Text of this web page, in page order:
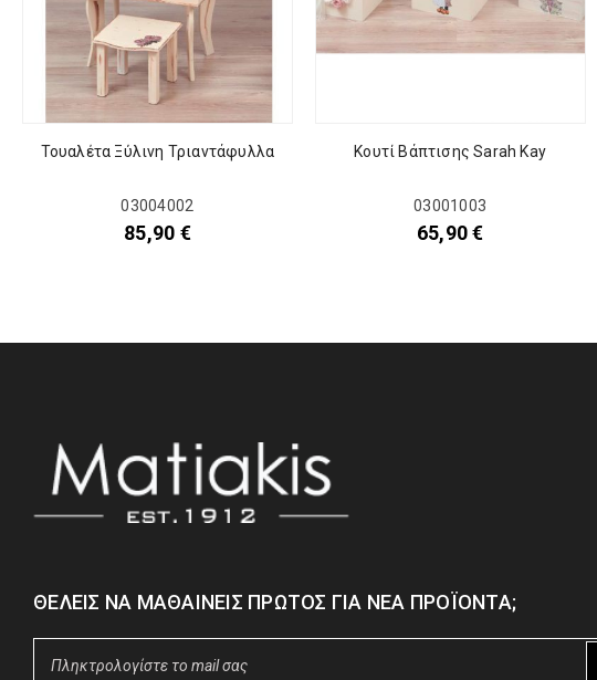
Τουαλέτα Ξύλινη Τριαντάφυλλα
03004002
85,90 €
Κουτί Βάπτισης Sarah Kay
03001003
65,90€
ΘΈΛΕΙΣ ΝΑ ΜΑΘΑΊΝΕΙΣ ΠΡΏΤΟΣ ΓΙΑ ΝΈΑ ΠΡΟΪΌΝΤΑ;